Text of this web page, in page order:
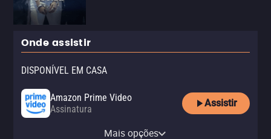
Onde assistir
DISPONÍVEL EM CASA
Amazon Prime Video
Assinatura
Assistir
Mais opções